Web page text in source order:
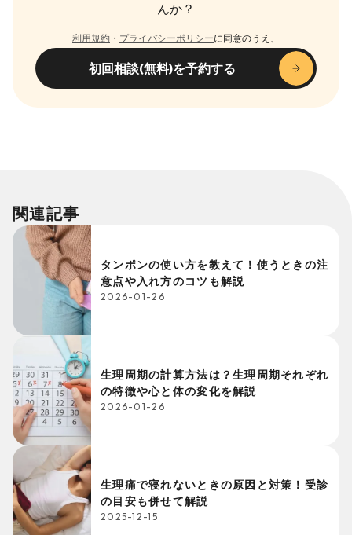
んか？
利用規約 ・ プライバシーポリシーに同意のうえ、
初回相談(無料)を予約する
関連記事
タンポンの使い方を教えて！使うときの注
意点や入れ方のコツも解説
2026-01-26
生理周期の計算方法は？生理周期それぞれ
の特徴や心と体の変化を解説
2026-01-26
生理痛で寝れないときの原因と対策！受診
の目安も併せて解説
2025-12-15